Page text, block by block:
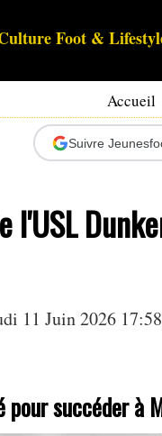
Foot &
Accueil
Suivre
l'USL
11 Juin 2026
pour succéder à